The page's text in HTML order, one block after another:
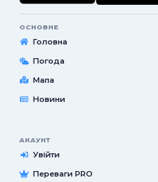
ОСНОВНЕ
Головна
Погода
Мапа
Новини
АКАУНТ
Увійти
Переваги PRO